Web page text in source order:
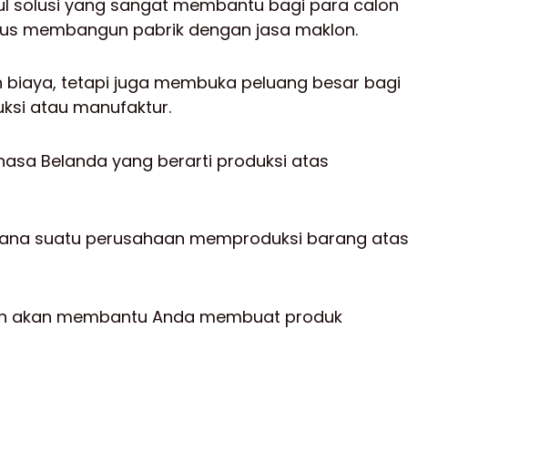
solusi yang sangat membantu bagi para calon
membangun pabrik dengan jasa maklon.
tetapi juga membuka peluang besar bagi
atau manufaktur.
Belanda yang berarti produksi atas
suatu perusahaan memproduksi barang atas
akan membantu Anda membuat produk